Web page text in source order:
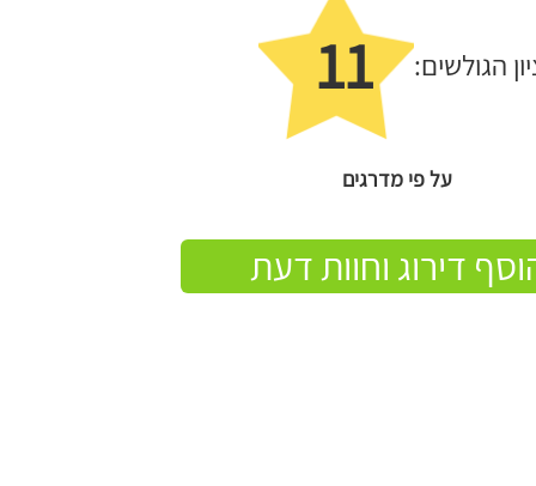
הגולשים: 11
על פי מדרגים
דירוג וחוות דעת